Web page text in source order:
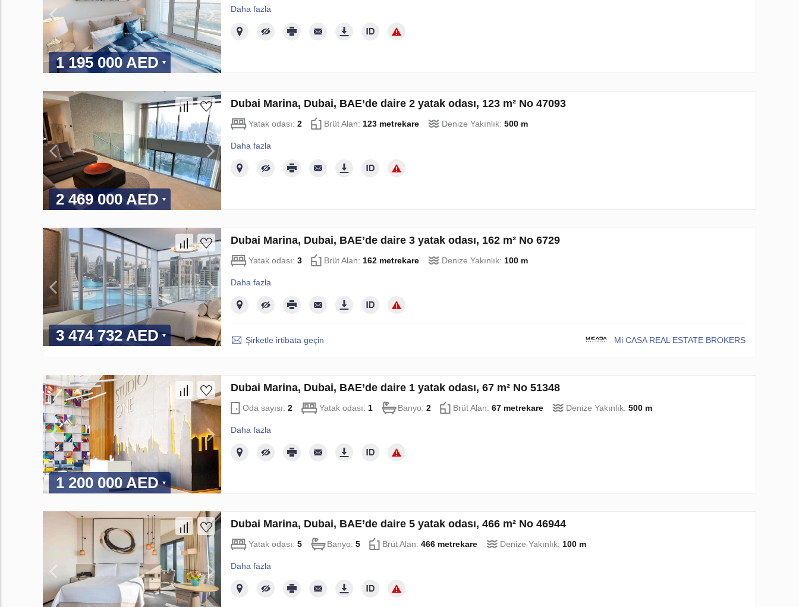
1 195 000 AED
Daha fazla
2 469 000 AED
Dubai Marina, Dubai, BAE’de daire 2 yatak odası, 123 m² No 47093
Yatak odası: 2 Brüt Alan: 123 metrekare Denize Yakınlık: 500 m
Daha fazla
3 474 732 AED
Dubai Marina, Dubai, BAE’de daire 3 yatak odası, 162 m² No 6729
Yatak odası: 3 Brüt Alan: 162 metrekare Denize Yakınlık: 100 m
Daha fazla
Şirketle irtibata geçin Mi CASA REAL ESTATE BROKERS
1 200 000 AED
Dubai Marina, Dubai, BAE’de daire 1 yatak odası, 67 m² No 51348
Oda sayısı: 2 Yatak odası: 1 Banyo: 2 Brüt Alan: 67 metrekare Denize Yakınlık: 500 m
Daha fazla
Dubai Marina, Dubai, BAE’de daire 5 yatak odası, 466 m² No 46944
Yatak odası: 5 Banyo: 5 Brüt Alan: 466 metrekare Denize Yakınlık: 100 m
Daha fazla